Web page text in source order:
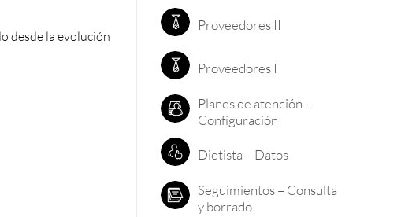
desde la evolución
Proveedores II
Proveedores I
Planes de atención –
Configuración
Dietista – Datos
Seguimientos – Consulta
y borrado